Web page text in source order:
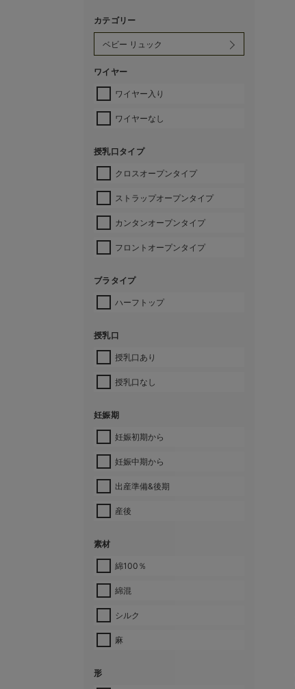
カテゴリー
ワイヤー
ワイヤー入り
ワイヤーなし
授乳口タイプ
クロスオープンタイプ
ストラップオープンタイプ
カンタンオープンタイプ
フロントオープンタイプ
ブラタイプ
ハーフトップ
授乳口
授乳口あり
授乳口なし
妊娠期
妊娠初期から
妊娠中期から
出産準備&後期
産後
素材
綿100％
綿混
シルク
麻
形